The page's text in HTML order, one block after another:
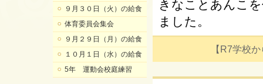
９月３０日（火）の給食
体育委員会集会
９月２９日（月）の給食
１０月１日（水）の給食
5年 運動会校庭練習
きなことあんこ
ました。
【R7学校